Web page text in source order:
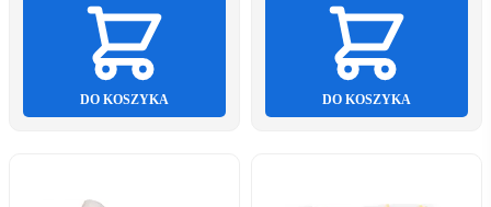
DO KOSZYKA DO KOSZYKA